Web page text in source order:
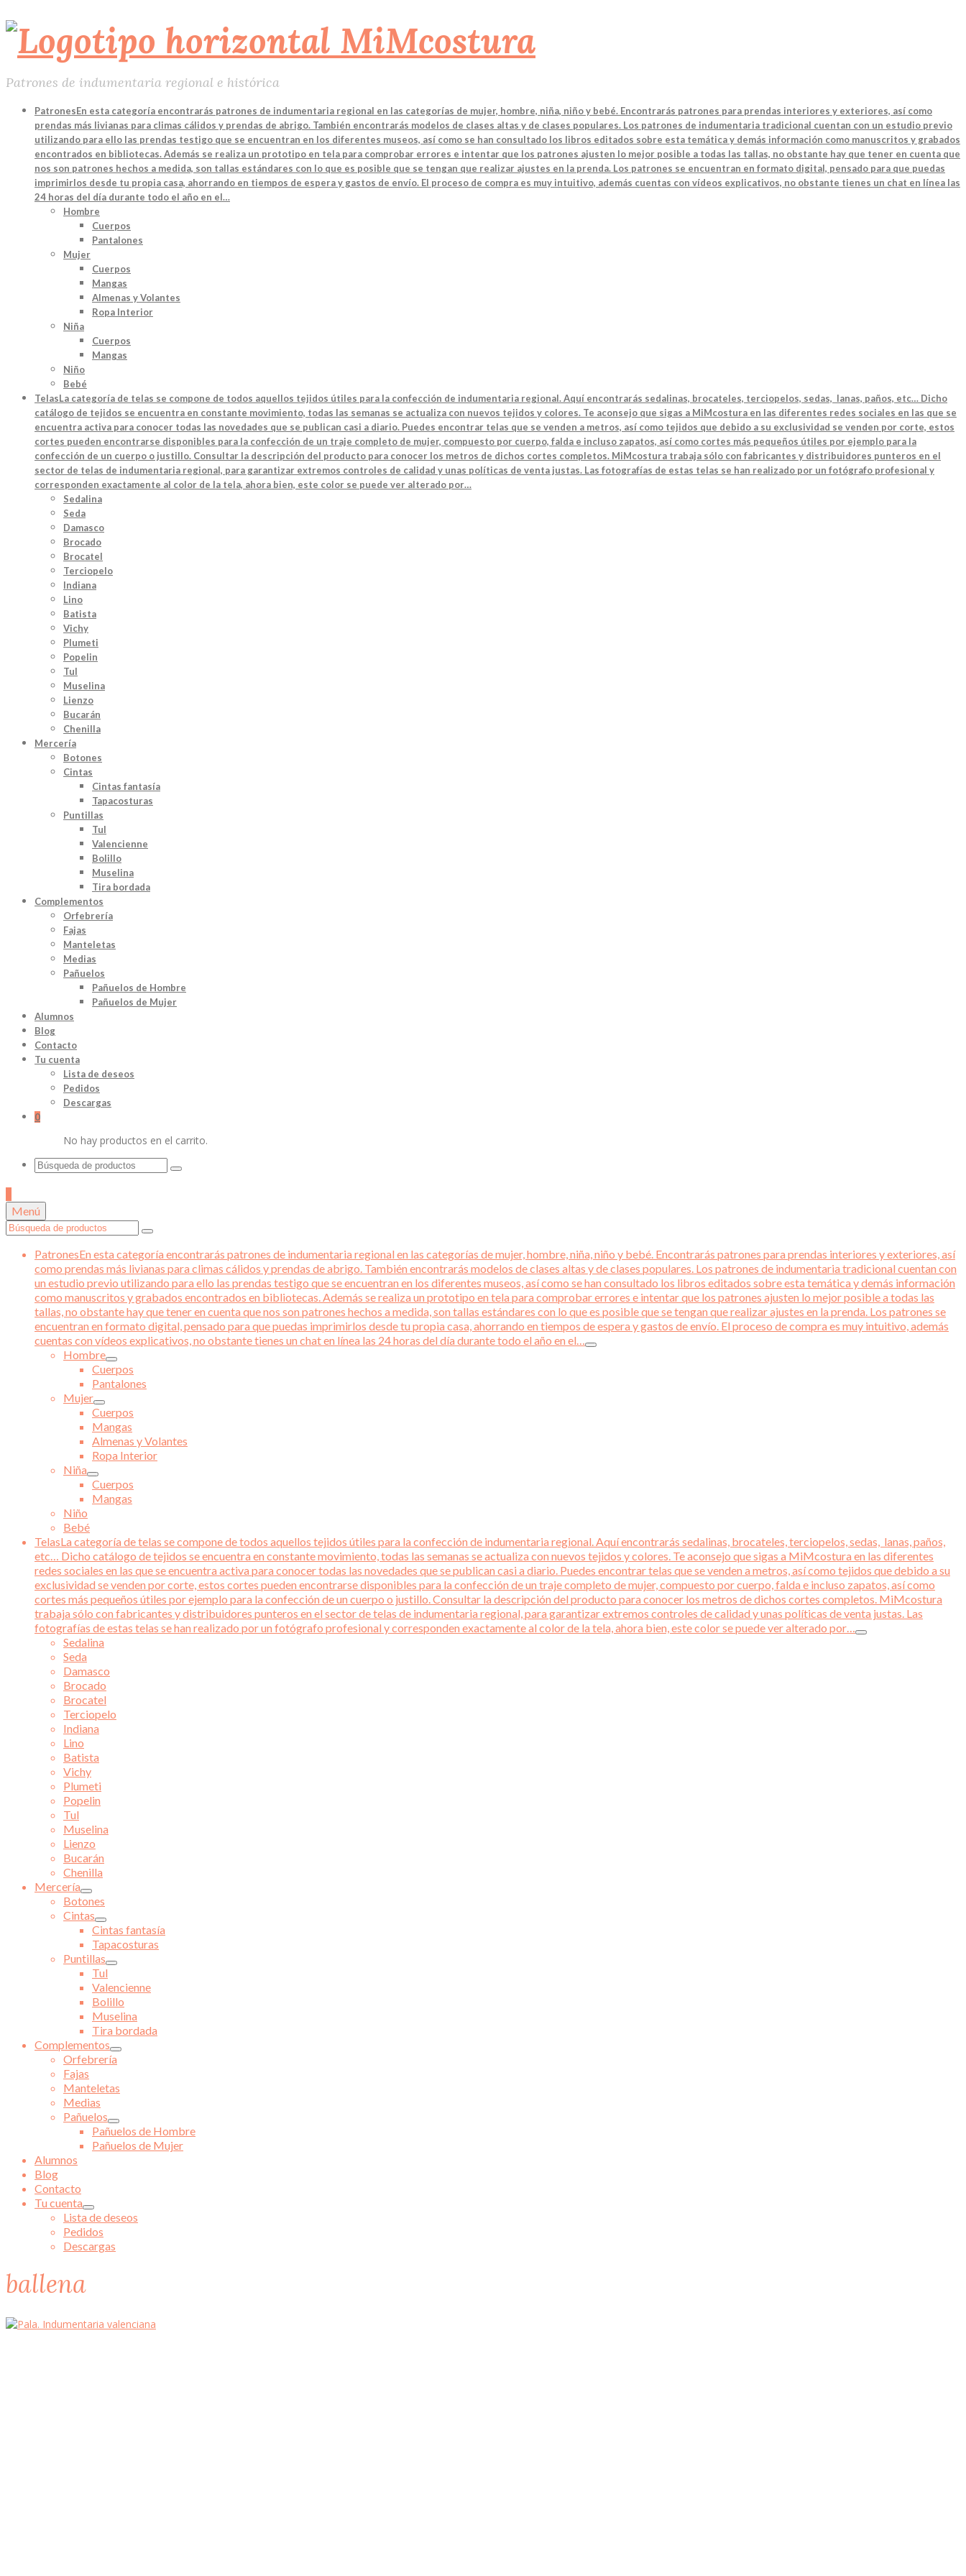
Patrones de indumentaria regional e histórica
PatronesEn esta categoría encontrarás patrones de indumentaria regional en las categorías de mujer, hombre, niña, niño y bebé. Encontrarás patrones para prendas interiores y exteriores, así como
prendas más livianas para climas cálidos y prendas de abrigo. También encontrarás modelos de clases altas y de clases populares. Los patrones de indumentaria tradicional cuentan con un estudio previo
utilizando para ello las prendas testigo que se encuentran en los diferentes museos, así como se han consultado los libros editados sobre esta temática y demás información como manuscritos y grabados
encontrados en bibliotecas. Además se realiza un prototipo en tela para comprobar errores e intentar que los patrones ajusten lo mejor posible a todas las tallas, no obstante hay que tener en cuenta que
nos son patrones hechos a medida, son tallas estándares con lo que es posible que se tengan que realizar ajustes en la prenda. Los patrones se encuentran en formato digital, pensado para que puedas
imprimirlos desde tu propia casa, ahorrando en tiempos de espera y gastos de envío. El proceso de compra es muy intuitivo, además cuentas con vídeos explicativos, no obstante tienes un chat en línea las
24 horas del día durante todo el año en el…
Hombre
Cuerpos
Pantalones
Mujer
Cuerpos
Mangas
Almenas y Volantes
Ropa Interior
Niña
Cuerpos
Mangas
Niño
Bebé
TelasLa categoría de telas se compone de todos aquellos tejidos útiles para la confección de indumentaria regional. Aquí encontrarás sedalinas, brocateles, terciopelos, sedas, lanas, paños, etc… Dicho
catálogo de tejidos se encuentra en constante movimiento, todas las semanas se actualiza con nuevos tejidos y colores. Te aconsejo que sigas a MiMcostura en las diferentes redes sociales en las que se
encuentra activa para conocer todas las novedades que se publican casi a diario. Puedes encontrar telas que se venden a metros, así como tejidos que debido a su exclusividad se venden por corte, estos
cortes pueden encontrarse disponibles para la confección de un traje completo de mujer, compuesto por cuerpo, falda e incluso zapatos, así como cortes más pequeños útiles por ejemplo para la
confección de un cuerpo o justillo. Consultar la descripción del producto para conocer los metros de dichos cortes completos. MiMcostura trabaja sólo con fabricantes y distribuidores punteros en el
sector de telas de indumentaria regional, para garantizar extremos controles de calidad y unas políticas de venta justas. Las fotografías de estas telas se han realizado por un fotógrafo profesional y
corresponden exactamente al color de la tela, ahora bien, este color se puede ver alterado por…
Sedalina
Seda
Damasco
Brocado
Brocatel
Terciopelo
Indiana
Lino
Batista
Vichy
Plumeti
Popelin
Tul
Muselina
Lienzo
Bucarán
Chenilla
Mercería
Botones
Cintas
Cintas fantasía
Tapacosturas
Puntillas
Tul
Valencienne
Bolillo
Muselina
Tira bordada
Complementos
Orfebrería
Fajas
Manteletas
Medias
Pañuelos
Pañuelos de Hombre
Pañuelos de Mujer
Alumnos
Blog
Contacto
Tu cuenta
Lista de deseos
Pedidos
Descargas
0
No hay productos en el carrito.
Buscar
Menú
Buscar
PatronesEn esta categoría encontrarás patrones de indumentaria regional en las categorías de mujer, hombre, niña, niño y bebé. Encontrarás patrones para prendas interiores y exteriores, así
como prendas más livianas para climas cálidos y prendas de abrigo. También encontrarás modelos de clases altas y de clases populares. Los patrones de indumentaria tradicional cuentan con
un estudio previo utilizando para ello las prendas testigo que se encuentran en los diferentes museos, así como se han consultado los libros editados sobre esta temática y demás información
como manuscritos y grabados encontrados en bibliotecas. Además se realiza un prototipo en tela para comprobar errores e intentar que los patrones ajusten lo mejor posible a todas las
tallas, no obstante hay que tener en cuenta que nos son patrones hechos a medida, son tallas estándares con lo que es posible que se tengan que realizar ajustes en la prenda. Los patrones se
encuentran en formato digital, pensado para que puedas imprimirlos desde tu propia casa, ahorrando en tiempos de espera y gastos de envío. El proceso de compra es muy intuitivo, además
cuentas con vídeos explicativos, no obstante tienes un chat en línea las 24 horas del día durante todo el año en el…
Hombre
Cuerpos
Pantalones
Mujer
Cuerpos
Mangas
Almenas y Volantes
Ropa Interior
Niña
Cuerpos
Mangas
Niño
Bebé
TelasLa categoría de telas se compone de todos aquellos tejidos útiles para la confección de indumentaria regional. Aquí encontrarás sedalinas, brocateles, terciopelos, sedas, lanas, paños,
etc… Dicho catálogo de tejidos se encuentra en constante movimiento, todas las semanas se actualiza con nuevos tejidos y colores. Te aconsejo que sigas a MiMcostura en las diferentes
redes sociales en las que se encuentra activa para conocer todas las novedades que se publican casi a diario. Puedes encontrar telas que se venden a metros, así como tejidos que debido a su
exclusividad se venden por corte, estos cortes pueden encontrarse disponibles para la confección de un traje completo de mujer, compuesto por cuerpo, falda e incluso zapatos, así como
cortes más pequeños útiles por ejemplo para la confección de un cuerpo o justillo. Consultar la descripción del producto para conocer los metros de dichos cortes completos. MiMcostura
trabaja sólo con fabricantes y distribuidores punteros en el sector de telas de indumentaria regional, para garantizar extremos controles de calidad y unas políticas de venta justas. Las
fotografías de estas telas se han realizado por un fotógrafo profesional y corresponden exactamente al color de la tela, ahora bien, este color se puede ver alterado por…
Sedalina
Seda
Damasco
Brocado
Brocatel
Terciopelo
Indiana
Lino
Batista
Vichy
Plumeti
Popelin
Tul
Muselina
Lienzo
Bucarán
Chenilla
Mercería
Botones
Cintas
Cintas fantasía
Tapacosturas
Puntillas
Tul
Valencienne
Bolillo
Muselina
Tira bordada
Complementos
Orfebrería
Fajas
Manteletas
Medias
Pañuelos
Pañuelos de Hombre
Pañuelos de Mujer
Alumnos
Blog
Contacto
Tu cuenta
Lista de deseos
Pedidos
Descargas
ballena